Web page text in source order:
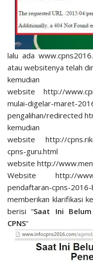
lalu ada
atau websitenya telah
kemudian
website http://
mulai-digelar-
pengalihan/redirected
kemudian
website http://
cpns-
website http://
Website http://
pendaftaran-cpns-
memberikan klarifikasi
berisi “Saat Ini
CPNS“